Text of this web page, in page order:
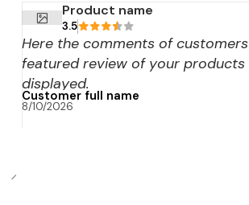
Product name
3.5
Here the comments of
featured review of your products
displayed.
Customer full name
8/10/2026